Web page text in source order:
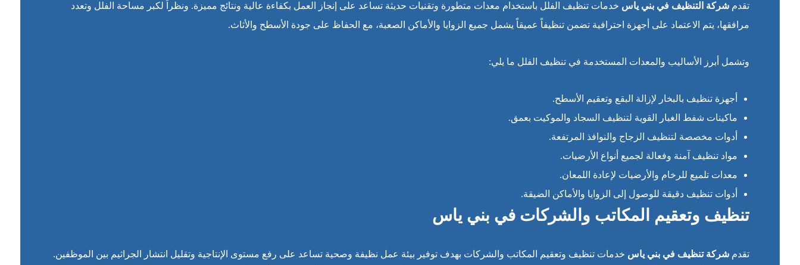
تقدم شركة التنظيف في بني ياس خدمات تنظيف الفلل باستخدام معدات متطورة وتقنيات حديثة تساعد على إنجاز العمل بكفاءة عالية ونتائج مميزة. ونظراً لكبر مساحة الفلل وتعدد
مرافقها، يتم الاعتماد على أجهزة احترافية تضمن تنظيفاً عميقاً يشمل جميع الزوايا والأماكن الصعبة، مع الحفاظ على جودة الأسطح والأثاث.
وتشمل أبرز الأساليب والمعدات المستخدمة في تنظيف الفلل ما يلي:
أجهزة تنظيف بالبخار لإزالة البقع وتعقيم الأسطح.
ماكينات شفط الغبار القوية لتنظيف السجاد والموكيت بعمق.
أدوات مخصصة لتنظيف الزجاج والنوافذ المرتفعة.
مواد تنظيف آمنة وفعالة لجميع أنواع الأرضيات.
معدات تلميع للرخام والأرضيات لإعادة اللمعان.
أدوات تنظيف دقيقة للوصول إلى الزوايا والأماكن الضيقة.
تنظيف وتعقيم المكاتب والشركات في بني ياس
تقدم شركة تنظيف في بني ياس خدمات تنظيف وتعقيم المكاتب والشركات بهدف توفير بيئة عمل نظيفة وصحية تساعد على رفع مستوى الإنتاجية وتقليل انتشار الجراثيم بين الموظفين.